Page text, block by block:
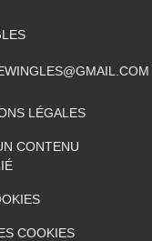
LÉGALES
CONTENU
COOKIES